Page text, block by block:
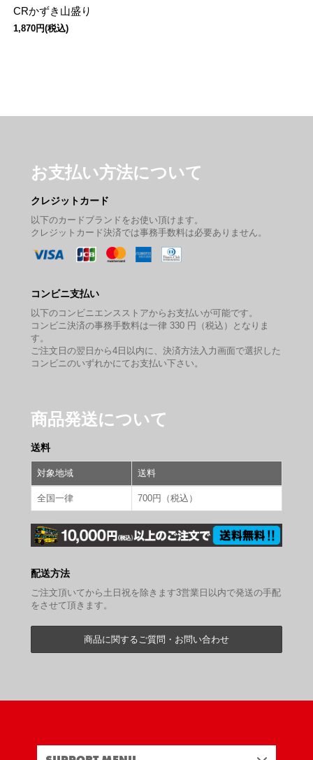
CRかずき山盛り
1,870円(税込)
お支払い方法について
クレジットカード
以下のカードブランドをお使い頂けます。
クレジットカード決済では事務手数料は必要ありません。
コンビニ支払い
以下のコンビニエンスストアからお支払いが可能です。
コンビニ決済の事務手数料は一律 330 円（税込）となりま
す。
ご注文日の翌日から4日以内に、決済方法入力画面で選択した
コンビニのいずれかにてお支払い下さい。
商品発送について
送料
対象地域 送料
全国一律 700円（税込）
配送方法
ご注文頂いてから土日祝を除きます3営業日以内で発送の手配
をさせて頂きます。
商品に関するご質問・お問い合わせ